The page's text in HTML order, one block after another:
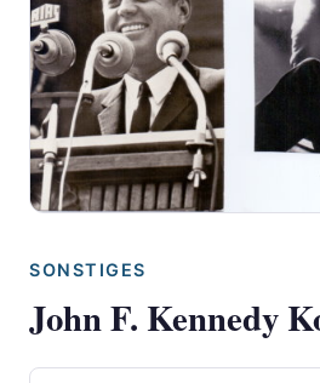
SONSTIGES
John F. Kennedy